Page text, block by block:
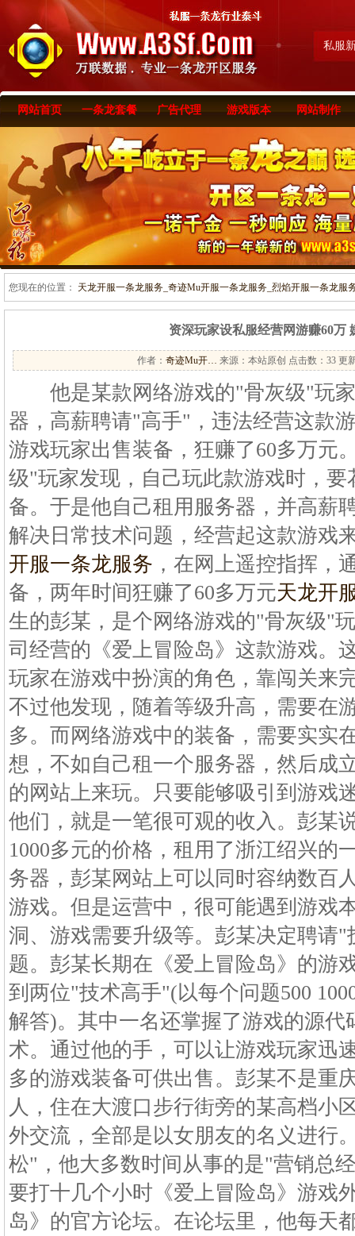
私服
网站首页 一条龙套餐 广告代理 游戏版本 网站制作
您现在的位置： 天龙开服一条龙服务_奇迹Mu开服一条龙服务_烈焰开服一条龙服
资深玩家设私服经营网游赚60万
作者： 奇迹Mu开… 来源：本站原创 点击数： 33 更
他是某款网络游戏的"骨灰级"玩家
器，高薪聘请"高手"，违法经营这款
游戏玩家出售装备，狂赚了60多万元
级"玩家发现，自己玩此款游戏时，
备。于是他自己租用服务器，并高薪
解决日常技术问题，经营起这款游戏
开服一条龙服务 ，在网上遥控指挥，
备，两年时间狂赚了60多万元天龙开
生的彭某，是个网络游戏的"骨灰级"
司经营的《爱上冒险岛》这款游戏。
玩家在游戏中扮演的角色，靠闯关来
不过他发现，随着等级升高，需要在
多。而网络游戏中的装备，需要实实
想，不如自己租一个服务器，然后成
的网站上来玩。只要能够吸引到游戏
他们，就是一笔很可观的收入。彭某
1000多元的价格，租用了浙江绍兴的
务器，彭某网站上可以同时容纳数百
游戏。但是运营中，很可能遇到游戏
洞、游戏需要升级等。彭某决定聘请
题。彭某长期在《爱上冒险岛》的游
到两位"技术高手"(以每个问题500
解答)。其中一名还掌握了游戏的源代
术。通过他的手，可以让游戏玩家迅
多的游戏装备可供出售。彭某不是重
人，住在大渡口步行街旁的某高档小
外交流，全部是以女朋友的名义进行
松"，他大多数时间从事的是"营销总
要打十几个小时《爱上冒险岛》游戏
岛》的官方论坛。在论坛里，他每天